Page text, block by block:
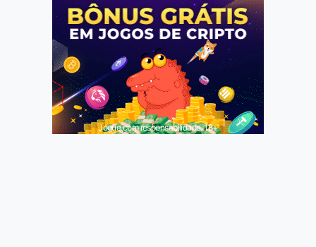
Jogue com responsabilidade. 18+